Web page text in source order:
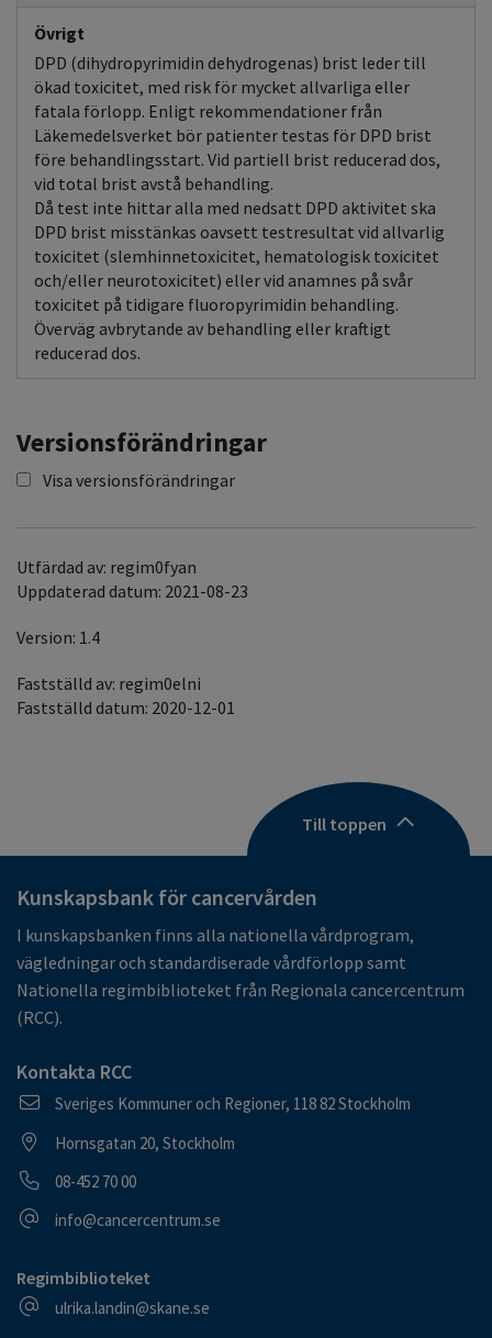
Övrigt
DPD (dihydropyrimidin dehydrogenas) brist leder till
ökad toxicitet, med risk för mycket allvarliga eller
fatala förlopp. Enligt rekommendationer från
Läkemedelsverket bör patienter testas för DPD brist
före behandlingsstart. Vid partiell brist reducerad dos,
vid total brist avstå behandling.
Då test inte hittar alla med nedsatt DPD aktivitet ska
DPD brist misstänkas oavsett testresultat vid allvarlig
toxicitet (slemhinnetoxicitet, hematologisk toxicitet
och/eller neurotoxicitet) eller vid anamnes på svår
toxicitet på tidigare fluoropyrimidin behandling.
Överväg avbrytande av behandling eller kraftigt
reducerad dos.
Versionsförändringar
Visa versionsförändringar
Utfärdad av: regim0fyan
Uppdaterad datum: 2021-08-23
Version: 1.4
Fastställd av: regim0elni
Fastställd datum: 2020-12-01
Till toppen
Kunskapsbank för cancervården
I kunskapsbanken finns alla nationella vårdprogram,
vägledningar och standardiserade vårdförlopp samt
Nationella regimbiblioteket från Regionala cancercentrum
(RCC).
Kontakta RCC
Postadress
Sveriges Kommuner och Regioner, 118 82 Stockholm
Besöksadress
Hornsgatan 20, Stockholm
Telefonnummer
08-452 70 00
E-postadress
info@cancercentrum.se
Regimbiblioteket
E-postadress
ulrika.landin@skane.se